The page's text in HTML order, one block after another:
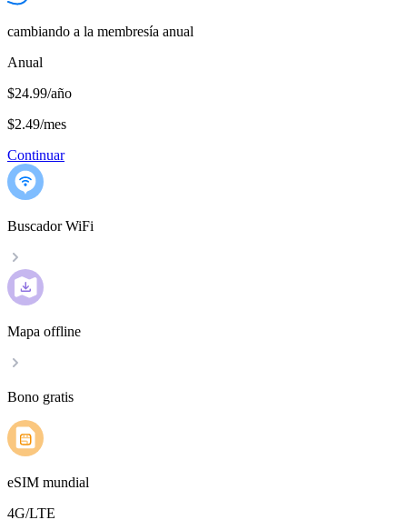
cambiando a la membresía anual
Anual
$24.99/año
$2.49/mes
Continuar
Buscador WiFi
Mapa offline
Bono gratis
eSIM mundial
4G/LTE